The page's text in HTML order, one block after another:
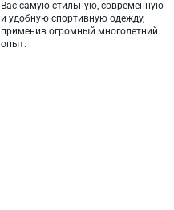
Вас самую стильную, современную
и удобную спортивную одежду,
применив огромный многолетний
опыт.